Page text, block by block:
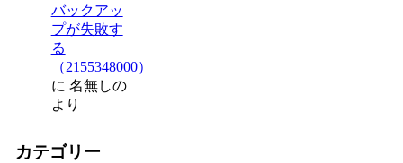
バックアッ
プが失敗す
る
（2155348000）
に 名無しの
より
カテゴリー